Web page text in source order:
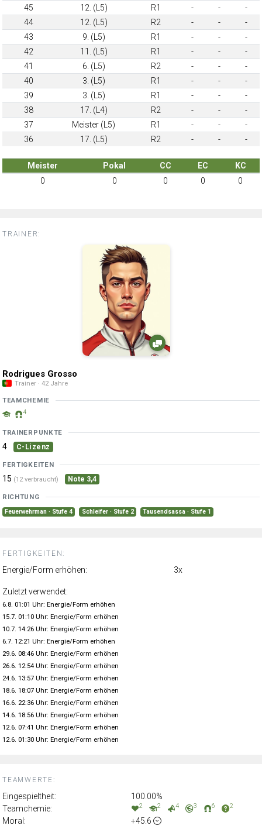
45
12. (L5) R1 - -
-
44
12. (L5) R2 - -
-
43
9. (L5) R1 - -
-
42
11. (L5) R1 - -
-
41
6. (L5) R2 - -
-
40
3. (L5) R1 - -
-
39
3. (L5) R1 - -
-
38
17. (L4) R2 - -
-
37
Meister (L5) R1 - -
-
36
17. (L5) R2 - - -
Meister Pokal CC EC
KC
0
0 0 0 0
TEAMWERTE:
Eingespieltheit:
100.00%
Teamchemie:
2 2 4 3 6 2
Moral:
+45.6
TRAINER:
Rodrigues Grosso
Trainer · 42 Jahre
TEAMCHEMIE
4
TRAINERPUNKTE
4 C-Lizenz
FERTIGKEITEN
15 (12 verbraucht) Note 3,4
RICHTUNG
Feuerwehrman · Stufe 4 Schleifer · Stufe 2 Tausendsassa · Stufe 1
FERTIGKEITEN:
Energie/Form erhöhen: 3x
Zuletzt verwendet:
6.8. 01:01 Uhr: Energie/Form erhöhen
15.7. 01:10 Uhr: Energie/Form erhöhen
10.7. 14:26 Uhr: Energie/Form erhöhen
6.7. 12:21 Uhr: Energie/Form erhöhen
29.6. 08:46 Uhr: Energie/Form erhöhen
26.6. 12:54 Uhr: Energie/Form erhöhen
24.6. 13:57 Uhr: Energie/Form erhöhen
18.6. 18:07 Uhr: Energie/Form erhöhen
16.6. 22:36 Uhr: Energie/Form erhöhen
14.6. 18:56 Uhr: Energie/Form erhöhen
12.6. 07:41 Uhr: Energie/Form erhöhen
12.6. 01:30 Uhr: Energie/Form erhöhen